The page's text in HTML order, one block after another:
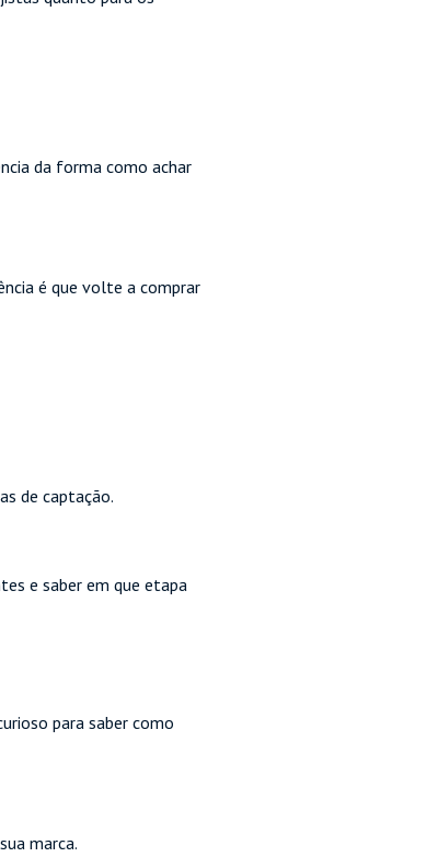
da forma como achar
é que volte a comprar
de captação.
e saber em que etapa
para saber como
marca.